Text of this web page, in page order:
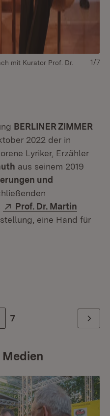
mit Kurator Prof. Dr.
1/7
BERLINER ZIMMER
2022 der in
Lyriker, Erzähler
aus seinem 2019
und
Extern:
Prof. Dr. Martin
Fenster)eine Hand für
Seite
Zur letzten Seite
7 Weiter